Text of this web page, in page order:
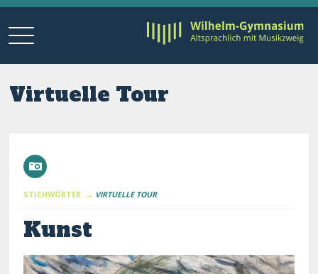
Virtuelle Tour
STICHWÖRTER → VIRTUELLE TOUR
Kunst